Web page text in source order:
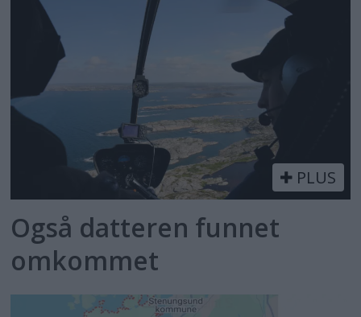
PLUS
Også datteren funnet
omkommet